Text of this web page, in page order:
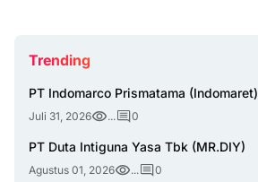
Trending
PT Indomarco Prismatama (Indomaret)
Juli 31, 2026 ... 0
PT Duta Intiguna Yasa Tbk (MR.DIY)
Agustus 01, 2026 ... 0